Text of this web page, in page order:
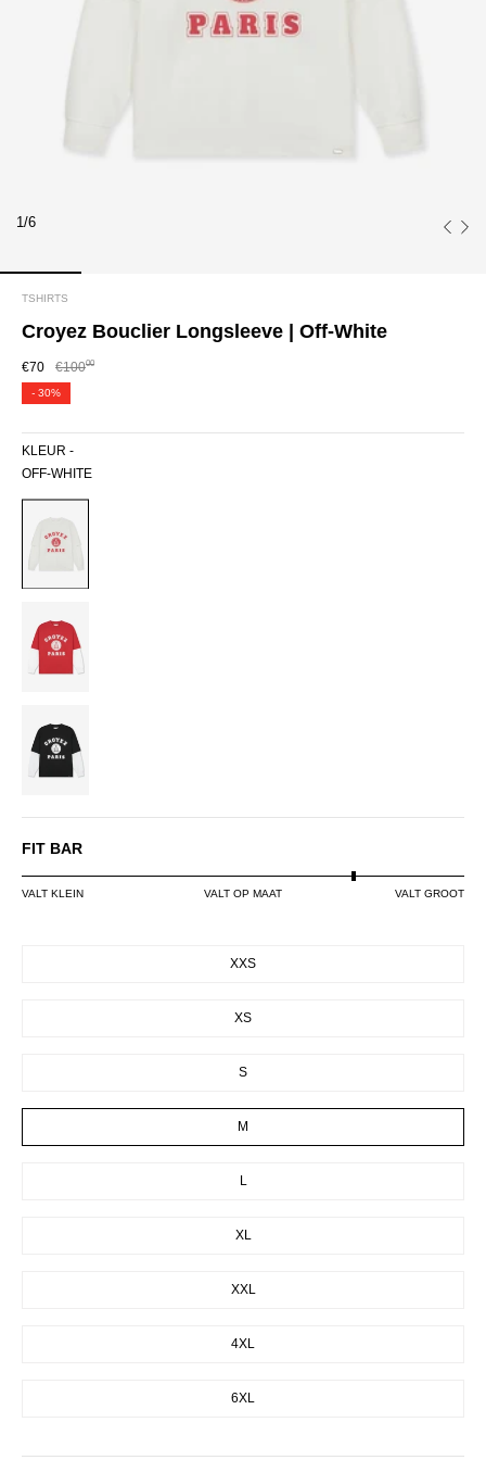
1/6
TSHIRTS
Croyez Bouclier Longsleeve | Off-White
€70 €10000
- 30%
KLEUR -
OFF-WHITE
WHITE
BLACK
FIT BAR
VALT KLEIN VALT OP MAAT VALT GROOT
XXS
XS
S
M
L
XL
XXL
4XL
6XL